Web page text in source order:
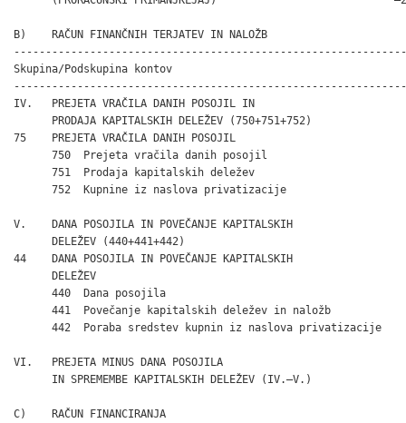
B)    RAČUN FINANČNIH TERJATEV IN NALOŽB
Skupina/Podskupina kontov
IV.   PREJETA VRAČILA DANIH POSOJIL IN
PRODAJA KAPITALSKIH DELEŽEV (750+751+752)
75    PREJETA VRAČILA DANIH POSOJIL
750  Prejeta vračila danih posojil
751  Prodaja kapitalskih deležev
752  Kupnine iz naslova privatizacije
V.    DANA POSOJILA IN POVEČANJE KAPITALSKIH
DELEŽEV (440+441+442)
44    DANA POSOJILA IN POVEČANJE KAPITALSKIH
DELEŽEV
      440  Dana posojila
441  Povečanje kapitalskih deležev in naložb
      442  Poraba sredstev kupnin iz naslova privatizacije
VI.   PREJETA MINUS DANA POSOJILA
IN SPREMEMBE KAPITALSKIH DELEŽEV (IV.–V.)
C)    RAČUN FINANCIRANJA